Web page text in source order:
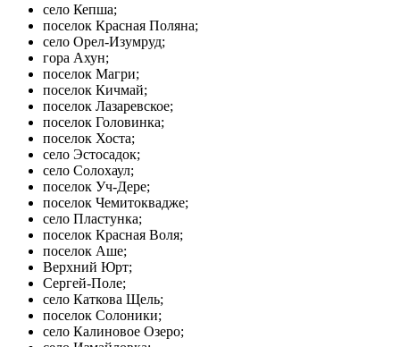
село Кепша;
поселок Красная Поляна;
село Орел-Изумруд;
гора Ахун;
поселок Магри;
поселок Кичмай;
поселок Лазаревское;
поселок Головинка;
поселок Хоста;
село Эстосадок;
село Солохаул;
поселок Уч-Дере;
поселок Чемитоквадже;
село Пластунка;
поселок Красная Воля;
поселок Аше;
Верхний Юрт;
Сергей-Поле;
село Каткова Щель;
поселок Солоники;
село Калиновое Озеро;